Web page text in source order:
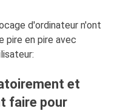
d'ordinateur n'ont
pire en pire avec
et
faire pour